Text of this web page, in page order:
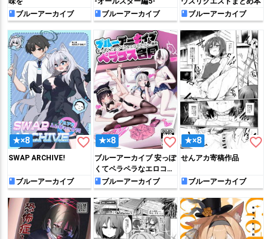
ブルーアーカイブ
ブルーアーカイブ
ブルーアーカイブ
★×8 favorite_border
SWAP ARCHIVE!
ブルーアーカイブ
★×8 favorite_border
ブルーアーカイブ 安っぽ
くてペラペラなエロコス
プレ、通称 ペラコス合同
ブルーアーカイブ
★×8 favorite_border
せんアカ寄稿作品
ブルーアーカイブ